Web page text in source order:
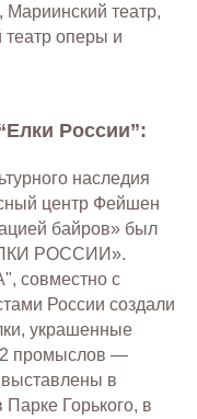
Мариинский театр,
театр оперы и
России”:
наследия
центр Фейшен
байров» был
РОССИИ».
совместно с
России создали
украшенные
2 промыслов —
в
Горького, в